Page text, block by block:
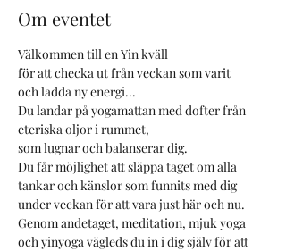
Om eventet
Välkommen till en Yin kväll
för att checka ut från veckan som varit
och ladda ny energi...
Du landar på yogamattan med dofter från
eteriska oljor i rummet,
som lugnar och balanserar dig.
Du får möjlighet att släppa taget om alla
tankar och känslor som funnits med dig
under veckan för att vara just här och nu.
Genom andetaget, meditation, mjuk yoga
och yinyoga vägleds du in i dig själv för att